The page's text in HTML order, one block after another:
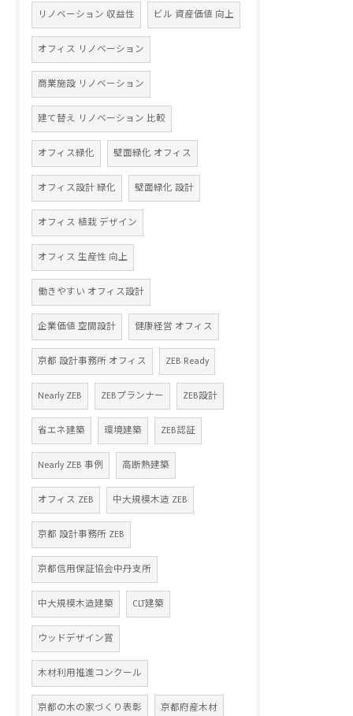
リノベーション 収益性 ビル 資産価値 向上
オフィス リノベーション
商業施設 リノベーション
建て替え リノベーション 比較
オフィス緑化 壁面緑化 オフィス
オフィス設計 緑化 壁面緑化 設計
オフィス 植栽 デザイン
オフィス 生産性 向上
働きやすい オフィス設計
企業価値 空間設計 健康経営 オフィス
京都 設計事務所 オフィス ZEB Ready
Nearly ZEB ZEBプランナー ZEB設計
省エネ建築 環境建築 ZEB認証
Nearly ZEB 事例 高断熱建築
オフィス ZEB 中大規模木造 ZEB
京都 設計事務所 ZEB
京都信用保証協会中丹支所
中大規模木造建築 CLT建築
ウッドデザイン賞
木材利用推進コンクール
京都の木の家づくり表彰 京都府産木材